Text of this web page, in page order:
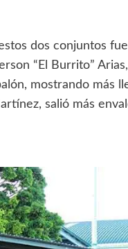
dos conjuntos
“El Burrito”
mostrando más
salió más